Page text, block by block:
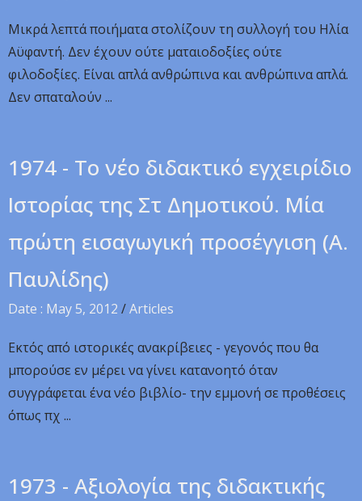
Μικρά λεπτά ποιήματα στολίζουν τη συλλογή του Ηλία
Αϋφαντή. Δεν έχουν ούτε ματαιοδοξίες ούτε
φιλοδοξίες. Είναι απλά ανθρώπινα και ανθρώπινα απλά.
Δεν σπαταλούν ...
1974 - Το νέο διδακτικό εγχειρίδιο
Ιστορίας της Στ Δημοτικού. Μία
πρώτη εισαγωγική προσέγγιση (A.
Παυλίδης)
Date : May 5, 2012 /Articles
Εκτός από ιστορικές ανακρίβειες - γεγονός που θα
μπορούσε εν μέρει να γίνει κατανοητό όταν
συγγράφεται ένα νέο βιβλίο- την εμμονή σε προθέσεις
όπως πχ ...
1973 - Aξιολογία της διδακτικής